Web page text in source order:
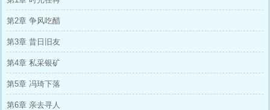
第2章 争风吃醋
第3章 昔日旧友
第4章 私采银矿
第5章 冯琦下落
第6章 亲去寻人